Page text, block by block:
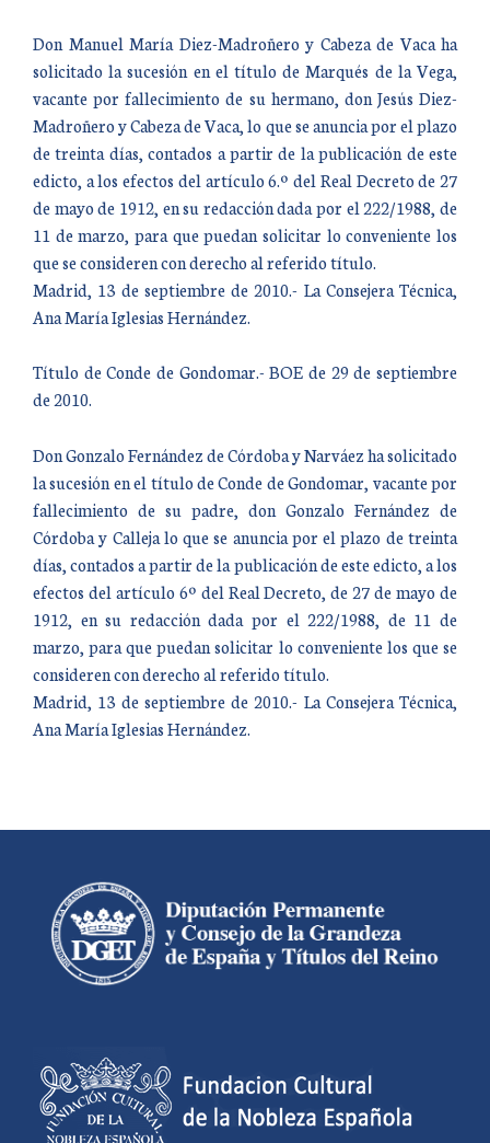
Don Manuel María Diez-Madroñero y Cabeza de Vaca ha
solicitado la sucesión en el título de Marqués de la Vega,
vacante por fallecimiento de su hermano, don Jesús Diez-
Madroñero y Cabeza de Vaca, lo que se anuncia por el plazo
de treinta días, contados a partir de la publicación de este
edicto, a los efectos del artículo 6.º del Real Decreto de 27
de mayo de 1912, en su redacción dada por el 222/1988, de
11 de marzo, para que puedan solicitar lo conveniente los
que se consideren con derecho al referido título.
Madrid, 13 de septiembre de 2010.- La Consejera Técnica,
Ana María Iglesias Hernández.
Título de Conde de Gondomar.- BOE de 29 de septiembre
de 2010.
Don Gonzalo Fernández de Córdoba y Narváez ha solicitado
la sucesión en el título de Conde de Gondomar, vacante por
fallecimiento de su padre, don Gonzalo Fernández de
Córdoba y Calleja lo que se anuncia por el plazo de treinta
días, contados a partir de la publicación de este edicto, a los
efectos del artículo 6º del Real Decreto, de 27 de mayo de
1912, en su redacción dada por el 222/1988, de 11 de
marzo, para que puedan solicitar lo conveniente los que se
consideren con derecho al referido título.
Madrid, 13 de septiembre de 2010.- La Consejera Técnica,
Ana María Iglesias Hernández.